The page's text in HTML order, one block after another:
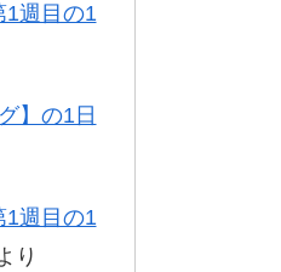
1週目の1
】の1日
1週目の1
り